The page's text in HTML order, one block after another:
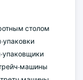
столом
машины